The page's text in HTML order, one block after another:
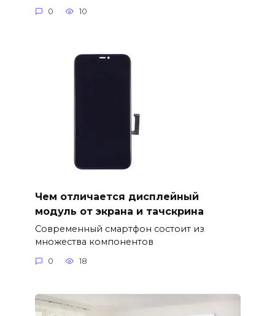
0 10
Чем отличается дисплейный
модуль от экрана и тачскрина
Современный смартфон состоит из
множества компонентов
0 18